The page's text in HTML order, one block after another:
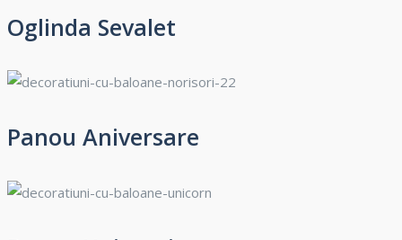
Oglinda Sevalet
Panou Aniversare